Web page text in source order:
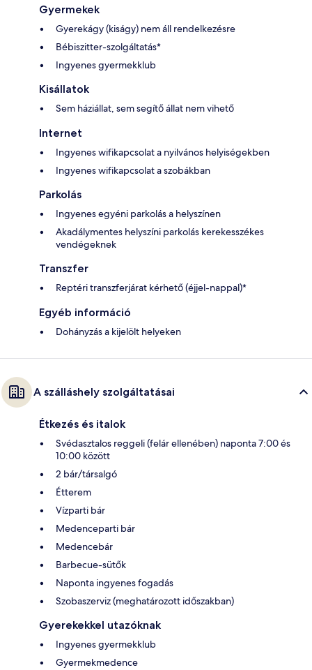
Gyermekek
Gyerekágy (kiságy) nem áll rendelkezésre
Bébiszitter-szolgáltatás*
Ingyenes gyermekklub
Kisállatok
Sem háziállat, sem segítő állat nem vihető
Internet
Ingyenes wifikapcsolat a nyilvános helyiségekben
Ingyenes wifikapcsolat a szobákban
Parkolás
Ingyenes egyéni parkolás a helyszínen
Akadálymentes helyszíni parkolás kerekesszékes
vendégeknek
Transzfer
Reptéri transzferjárat kérhető (éjjel-nappal)*
Egyéb információ
Dohányzás a kijelölt helyeken
A szálláshely szolgáltatásai
Étkezés és italok
Svédasztalos reggeli (felár ellenében) naponta 7:00 és
10:00 között
2 bár/társalgó
Étterem
Vízparti bár
Medenceparti bár
Medencebár
Barbecue-sütők
Naponta ingyenes fogadás
Szobaszerviz (meghatározott időszakban)
Gyerekekkel utazóknak
Ingyenes gyermekklub
Gyermekmedence